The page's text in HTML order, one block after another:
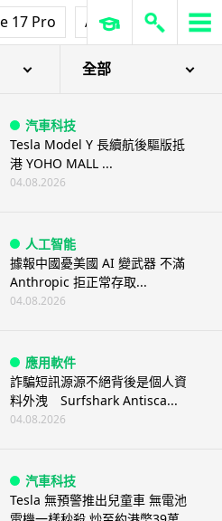
17 Pro AirPods Pro 3
全部
汽車科技
Tesla Model Y 長續航後驅版抵
港 YOHO MALL ...
04.08.2026
人工智能
據報中國憂美國 AI 變武器 不滿
Anthropic 拒正常存取...
04.08.2026
應用軟件
詐騙短訊源源不絕背後是個人資
料外洩 Surfshark Antisca...
04.08.2026
汽車科技
Tesla 無預警推出兒童車 無電池